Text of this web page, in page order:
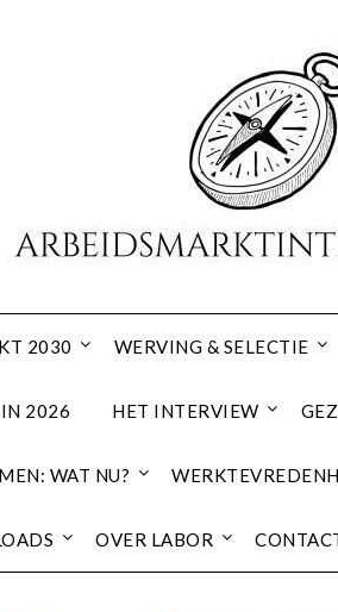
2030 WERVING & SELECTIE
IN 2026 HET INTERVIEW
WAT NU?
OVER LABOR